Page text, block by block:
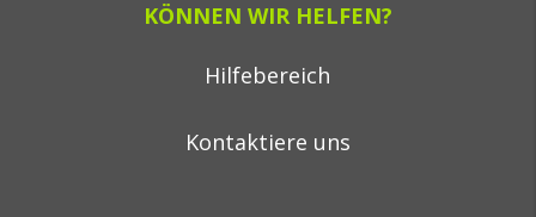
KÖNNEN WIR HELFEN?
Hilfebereich
Kontaktiere uns